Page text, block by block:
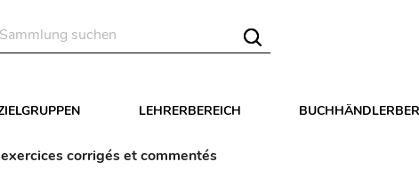
LEHRERBEREICH
corrigés et commentés